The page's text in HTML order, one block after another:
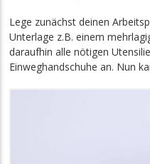
Lege zunächst deinen
Unterlage z.B. einem
daraufhin alle nötigen
Einweghandschuhe an. Nun